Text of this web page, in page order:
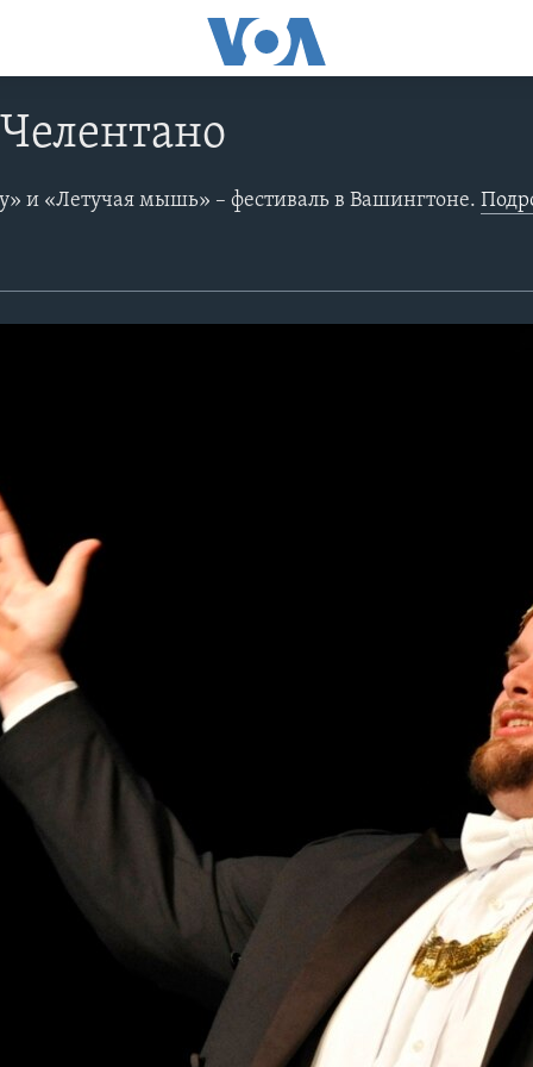
и «Летучая мышь» – фестиваль в Вашингтоне. Подробности в